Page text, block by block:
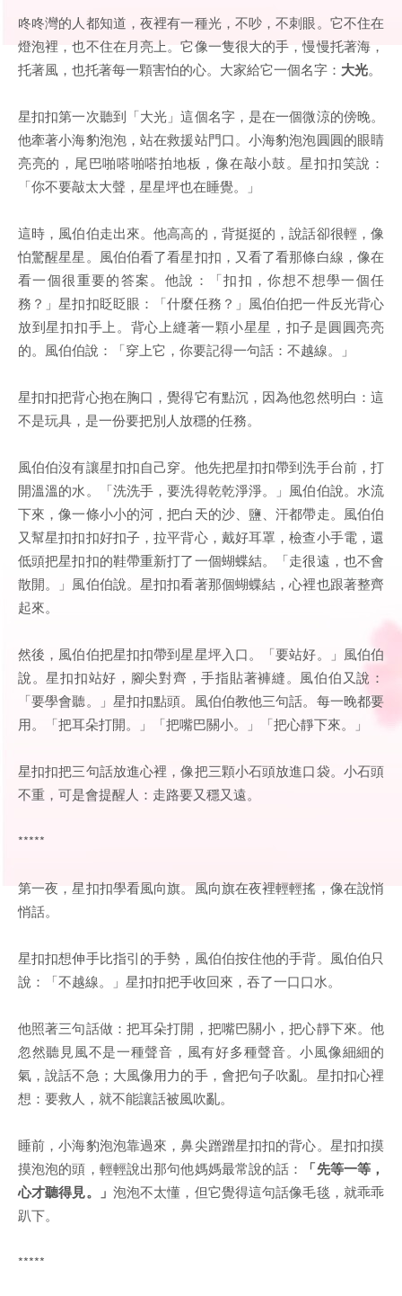
咚咚灣的人都知道，夜裡有一種光，不吵，不刺眼。它不住在
燈泡裡，也不住在月亮上。它像一隻很大的手，慢慢托著海，
托著風，也托著每一顆害怕的心。大家給它一個名字： 大光。
星扣扣第一次聽到「大光」這個名字，是在一個微涼的傍晚。
他牽著小海豹泡泡，站在救援站門口。小海豹泡泡圓圓的眼睛
亮亮的，尾巴啪嗒啪嗒拍地板，像在敲小鼓。星扣扣笑說：
「你不要敲太大聲，星星坪也在睡覺。」
這時，風伯伯走出來。他高高的，背挺挺的，說話卻很輕，像
怕驚醒星星。風伯伯看了看星扣扣，又看了看那條白線，像在
看一個很重要的答案。他說：「扣扣，你想不想學一個任
務？」星扣扣眨眨眼：「什麼任務？」風伯伯把一件反光背心
放到星扣扣手上。背心上縫著一顆小星星，扣子是圓圓亮亮
的。風伯伯說：「穿上它，你要記得一句話：不越線。」
星扣扣把背心抱在胸口，覺得它有點沉，因為他忽然明白：這
不是玩具，是一份要把別人放穩的任務。
風伯伯沒有讓星扣扣自己穿。他先把星扣扣帶到洗手台前，打
開溫溫的水。「洗洗手，要洗得乾乾淨淨。」風伯伯說。水流
下來，像一條小小的河，把白天的沙、鹽、汗都帶走。風伯伯
又幫星扣扣扣好扣子，拉平背心，戴好耳罩，檢查小手電，還
低頭把星扣扣的鞋帶重新打了一個蝴蝶結。「走很遠，也不會
散開。」風伯伯說。星扣扣看著那個蝴蝶結，心裡也跟著整齊
起來。
然後，風伯伯把星扣扣帶到星星坪入口。「要站好。」風伯伯
說。星扣扣站好，腳尖對齊，手指貼著褲縫。風伯伯又說：
「要學會聽。」星扣扣點頭。風伯伯教他三句話。每一晚都要
用。「把耳朵打開。」「把嘴巴關小。」「把心靜下來。」
星扣扣把三句話放進心裡，像把三顆小石頭放進口袋。小石頭
不重，可是會提醒人：走路要又穩又遠。
*****
第一夜，星扣扣學看風向旗。風向旗在夜裡輕輕搖，像在說悄
悄話。
星扣扣想伸手比指引的手勢，風伯伯按住他的手背。風伯伯只
說：「不越線。」星扣扣把手收回來，吞了一口口水。
他照著三句話做：把耳朵打開，把嘴巴關小，把心靜下來。他
忽然聽見風不是一種聲音，風有好多種聲音。小風像細細的
氣，說話不急；大風像用力的手，會把句子吹亂。星扣扣心裡
想：要救人，就不能讓話被風吹亂。
睡前，小海豹泡泡靠過來，鼻尖蹭蹭星扣扣的背心。星扣扣摸
摸泡泡的頭，輕輕說出那句他媽媽最常說的話：
「先等一等，
心才聽得見。」 泡泡不太懂，但它覺得這句話像毛毯，就乖乖
趴下。
*****